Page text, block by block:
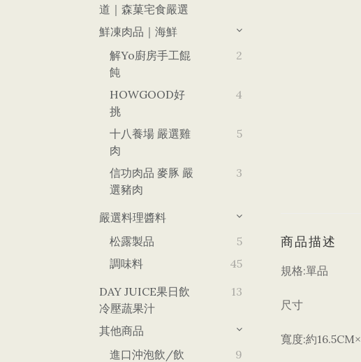
道｜森菓宅食嚴選
鮮凍肉品｜海鮮
解yo廚房手工餛
飩
2
HOWGOOD好
挑
4
十八養場 嚴選雞
肉
5
信功肉品 麥豚 嚴
選豬肉
3
嚴選料理醬料
松露製品
5
調味料
45
DAY JUICE果日飲
冷壓蔬果汁
13
其他商品
進口沖泡飲/飲
9
商品描述
規格:單品
尺寸
寬度:約16.5CM×